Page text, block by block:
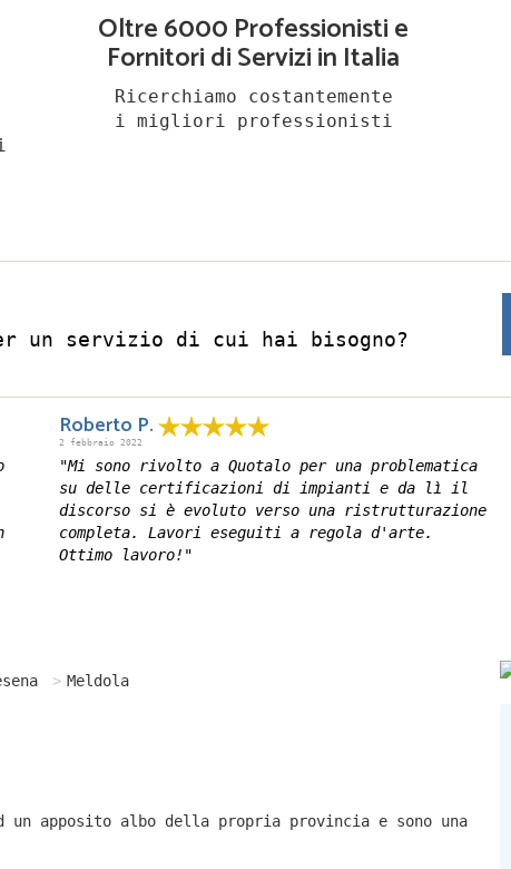
Oltre 6000 Professionisti e
Fornitori di Servizi in Italia
Ricerchiamo costantemente
i migliori professionisti
un servizio di cui hai bisogno?
Roberto P.
2 febbraio 2022
"Mi sono rivolto a Quotalo per una problematica
su delle certificazioni di impianti e da lì il
discorso si è evoluto verso una ristrutturazione
completa. Lavori eseguiti a regola d'arte.
Ottimo lavoro!"
Meldola
apposito albo della propria provincia e sono una